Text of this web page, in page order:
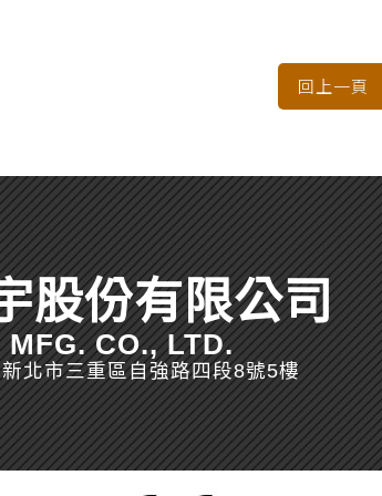
股份有限公司
MFG. CO., LTD.
北市三重區自強路四段8號5樓